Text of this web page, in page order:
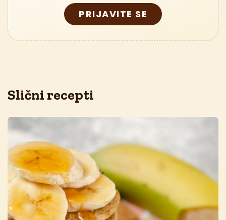
PRIJAVITE SE
Slični recepti